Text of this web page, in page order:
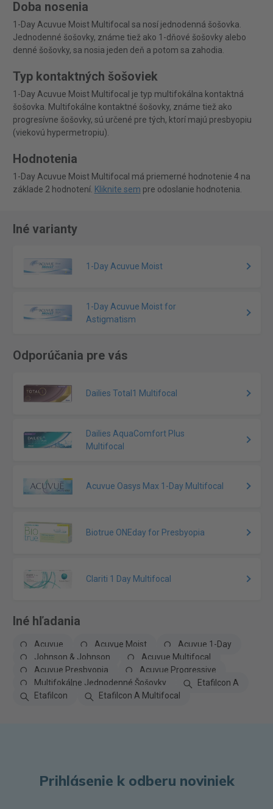
Doba nosenia
1-Day Acuvue Moist Multifocal sa nosí jednodenná šošovka.
Jednodenné šošovky, známe tiež ako 1-dňové šošovky alebo
denné šošovky, sa nosia jeden deň a potom sa zahodia.
Typ kontaktných šošoviek
1-Day Acuvue Moist Multifocal je typ multifokálna kontaktná
šošovka. Multifokálne kontaktné šošovky, známe tiež ako
progresívne šošovky, sú určené pre tých, ktorí majú presbyopiu
(viekovú hypermetropiu).
Hodnotenia
1-Day Acuvue Moist Multifocal má priemerné hodnotenie 4 na
základe 2 hodnotení. Kliknite sem pre odoslanie hodnotenia.
Iné varianty
1-Day Acuvue Moist
1-Day Acuvue Moist for
Astigmatism
Odporúčania pre vás
Dailies Total1 Multifocal
Dailies AquaComfort Plus
Multifocal
Acuvue Oasys Max 1-Day Multifocal
Biotrue ONEday for Presbyopia
Clariti 1 Day Multifocal
Iné hľadania
Acuvue Acuvue Moist
Acuvue 1-Day
Johnson & Johnson
Acuvue Multifocal
Acuvue Presbyopia
Acuvue Progressive
Multifokálne Jednodenné Šošovky
Etafilcon A
Etafilcon
Etafilcon A Multifocal
Prihlásenie k odberu noviniek